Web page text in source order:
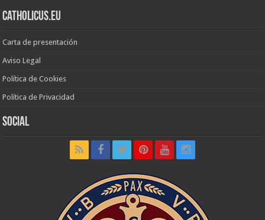
Catholicus.eu
Carta de presentación
Aviso Legal
Política de Cookies
Política de Privacidad
Social